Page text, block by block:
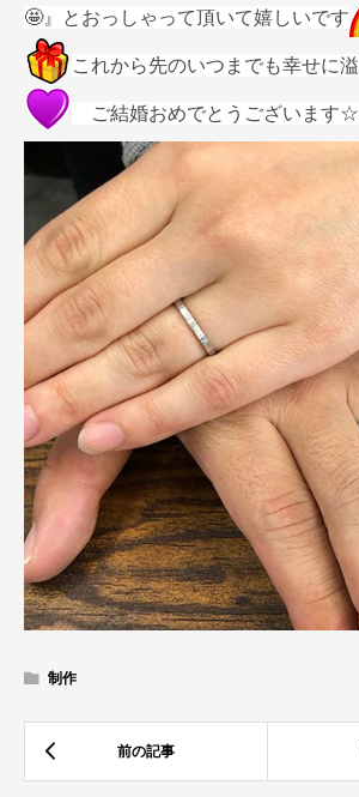
🤩』とおっしゃって頂いて嬉しいです
これから先のいつまでも幸せに
ご結婚おめでとうございます
制作